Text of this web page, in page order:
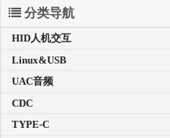
分类导航
HID人机交互
Linux&USB
UAC音频
CDC
TYPE-C